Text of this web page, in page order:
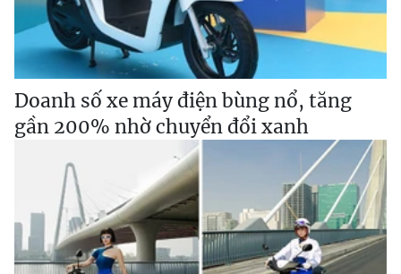
Doanh số xe máy điện bùng nổ, tăng
gần 200% nhờ chuyển đổi xanh